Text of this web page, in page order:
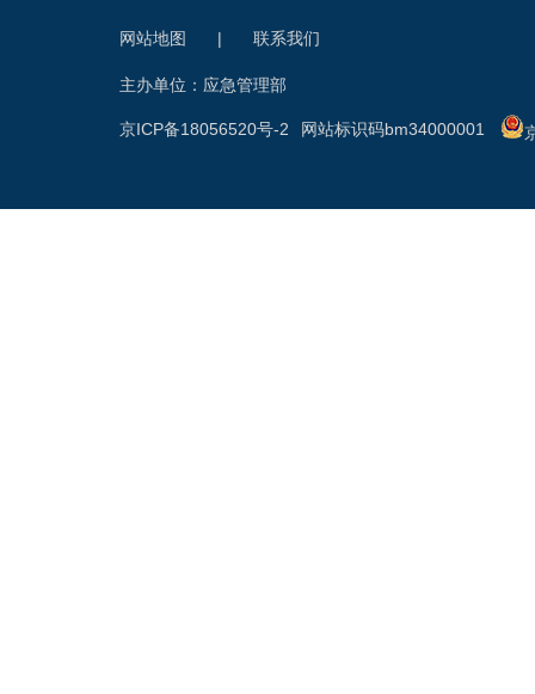
网站地图 | 联系我们
主办单位：应急管理部
网站标识码bm34000001
京ICP备18056520号-2